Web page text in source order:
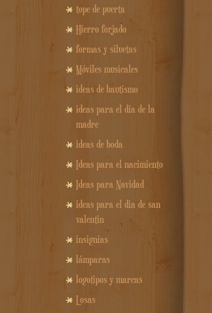
tope de puerta
Hierro forjado
formas y siluetas
Móviles musicales
ideas de bautismo
ideas para el dia de la
madre
ideas de boda
Ideas para el nacimiento
Ideas para Navidad
ideas para el dia de san
valentin
insignias
lámparas
logotipos y marcas
Losas